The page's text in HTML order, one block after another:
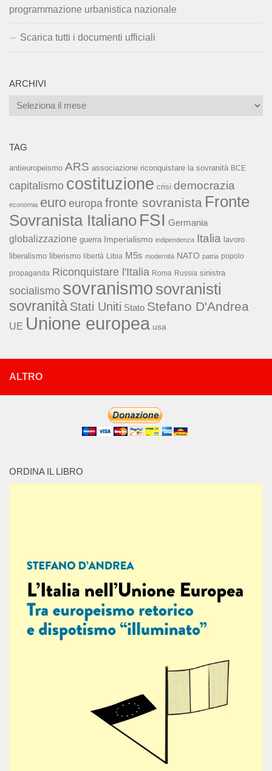
programmazione urbanistica nazionale
Scarica tutti i documenti ufficiali
ARCHIVI
Archivi
TAG
antieuropeismo ARS associazione riconquistare la sovranità BCE
capitalismo costituzione crisi democrazia
economia euro europa fronte sovranista Fronte
Sovranista Italiano FSI Germania
globalizzazione guerra Imperialismo indipendenza Italia lavoro
liberalismo liberismo libertà Libia M5s modernità NATO patria popolo
propaganda Riconquistare l'Italia Roma Russia sinistra
socialismo sovranismo sovranisti
sovranità Stati Uniti Stato Stefano D'Andrea
UE Unione europea usa
ALTRO
ORDINA IL LIBRO